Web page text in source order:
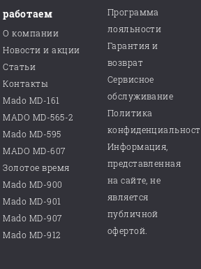
работаем
О компании
Новости и акции
Статьи
Контакты
Mado MD-161
MADO MD-565-2
Mado MD-595
MADO MD-607
Золотое время
Mado MD-900
Mado MD-901
Mado MD-907
Mado MD-912
Программа
лояльности
Гарантия и
возврат
Сервисное
обслуживание
Политика
Информация,
представленная
на сайте, не
является
публичной
офертой.